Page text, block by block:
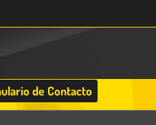
de Contacto